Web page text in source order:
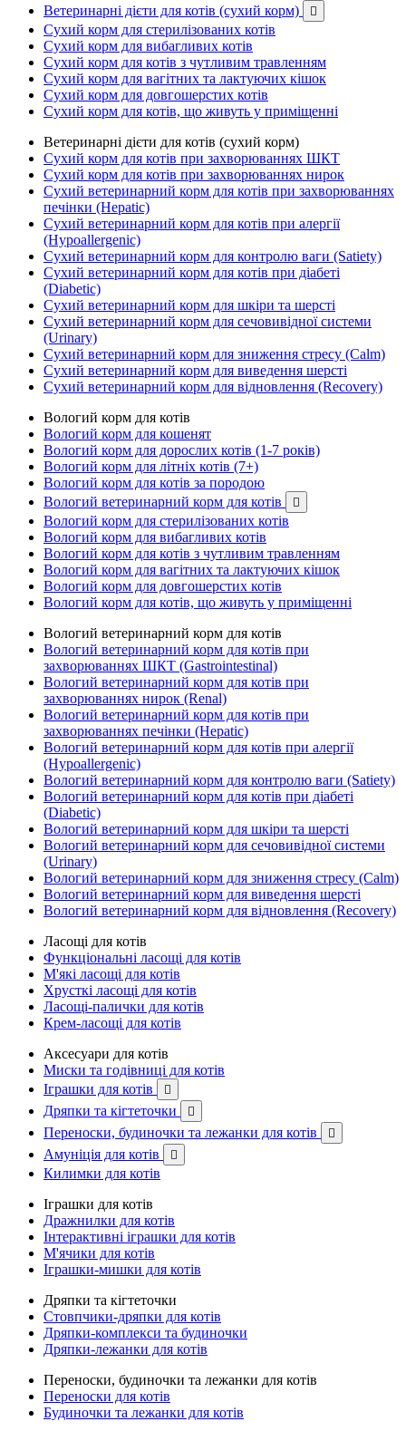
Ветеринарні дієти для котів (сухий корм)

Сухий корм для стерилізованих котів
Сухий корм для вибагливих котів
Сухий корм для котів з чутливим травленням
Сухий корм для вагітних та лактуючих кішок
Сухий корм для довгошерстих котів
Сухий корм для котів, що живуть у приміщенні
Ветеринарні дієти для котів (сухий корм)
Сухий корм для котів при захворюваннях ШКТ
Сухий корм для котів при захворюваннях нирок
Сухий ветеринарний корм для котів при захворюваннях
печінки (Hepatic)
Сухий ветеринарний корм для котів при алергії
(Hypoallergenic)
Сухий ветеринарний корм для контролю ваги (Satiety)
Сухий ветеринарний корм для котів при діабеті
(Diabetic)
Сухий ветеринарний корм для шкіри та шерсті
Сухий ветеринарний корм для сечовивідної системи
(Urinary)
Сухий ветеринарний корм для зниження стресу (Calm)
Сухий ветеринарний корм для виведення шерсті
Сухий ветеринарний корм для відновлення (Recovery)
Вологий корм для котів
Вологий корм для кошенят
Вологий корм для дорослих котів (1-7 років)
Вологий корм для літніх котів (7+)
Вологий корм для котів за породою
Вологий ветеринарний корм для котів

Вологий корм для стерилізованих котів
Вологий корм для вибагливих котів
Вологий корм для котів з чутливим травленням
Вологий корм для вагітних та лактуючих кішок
Вологий корм для довгошерстих котів
Вологий корм для котів, що живуть у приміщенні
Вологий ветеринарний корм для котів
Вологий ветеринарний корм для котів при
захворюваннях ШКТ (Gastrointestinal)
Вологий ветеринарний корм для котів при
захворюваннях нирок (Renal)
Вологий ветеринарний корм для котів при
захворюваннях печінки (Hepatic)
Вологий ветеринарний корм для котів при алергії
(Hypoallergenic)
Вологий ветеринарний корм для контролю ваги (Satiety)
Вологий ветеринарний корм для котів при діабеті
(Diabetic)
Вологий ветеринарний корм для шкіри та шерсті
Вологий ветеринарний корм для сечовивідної системи
(Urinary)
Вологий ветеринарний корм для зниження стресу (Calm)
Вологий ветеринарний корм для виведення шерсті
Вологий ветеринарний корм для відновлення (Recovery)
Ласощі для котів
Функціональні ласощі для котів
М'які ласощі для котів
Хрусткі ласощі для котів
Ласощі-палички для котів
Крем-ласощі для котів
Аксесуари для котів
Миски та годівниці для котів
Іграшки для котів

Дряпки та кігтеточки 
Переноски, будиночки та лежанки для котів 
Амуніція для котів 
Килимки для котів
Іграшки для котів
Дражнилки для котів
Інтерактивні іграшки для котів
М'ячики для котів
Іграшки-мишки для котів
Дряпки та кігтеточки
Стовпчики-дряпки для котів
Дряпки-комплекси та будиночки
Дряпки-лежанки для котів
Переноски, будиночки та лежанки для котів
Переноски для котів
Будиночки та лежанки для котів